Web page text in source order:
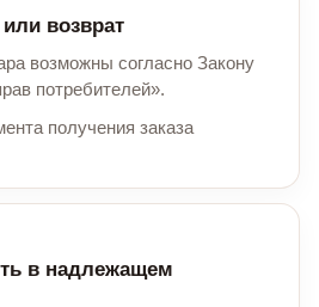
возврат
возможны согласно Закону
потребителей».
получения заказа
в надлежащем